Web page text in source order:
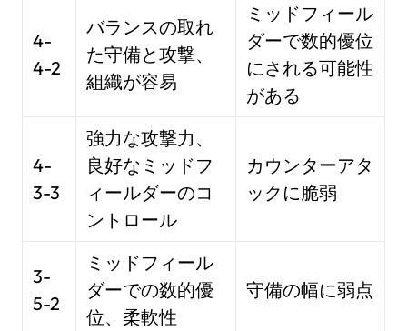
4-
4-2
バランスの取れ
た守備と攻撃、
組織が容易
ミッドフィール
ダーで数的優位
にされる可能性
がある
4-
3-3
強力な攻撃力、
良好なミッドフ
ィールダーのコ
ントロール
カウンターアタ
ックに脆弱
3-
5-2
ミッドフィール
ダーでの数的優
位、柔軟性
守備の幅に弱点